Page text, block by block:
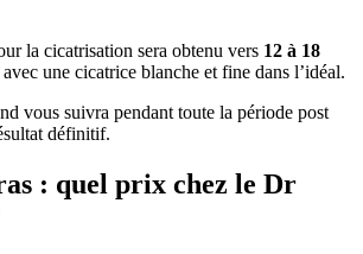
la cicatrisation sera obtenu vers 12 à 18
avec une cicatrice blanche et fine dans l’idéal.
vous suivra pendant toute la période post
définitif.
: quel prix chez le Dr